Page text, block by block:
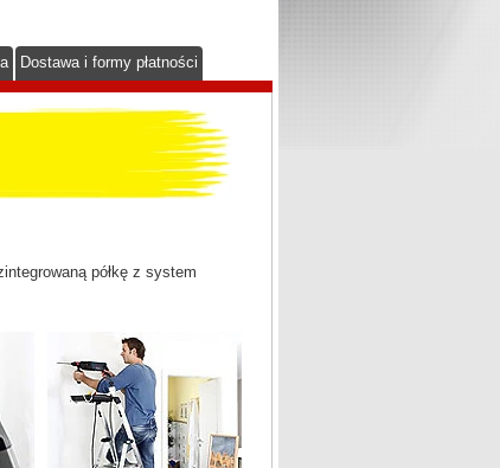
Dostawa i formy płatności
półkę z system